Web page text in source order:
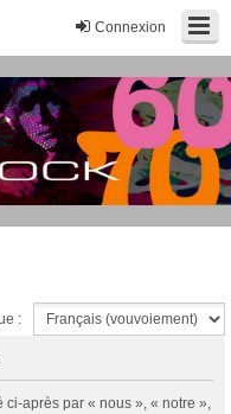
Connexion
:
après par « nous », « notre »,